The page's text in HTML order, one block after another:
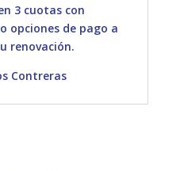
3 cuotas con
opciones de pago a
renovación.
Contreras